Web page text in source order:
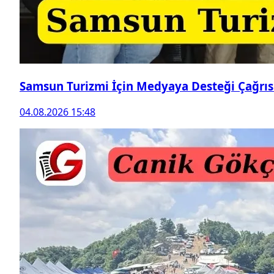
Samsun Turizmi İçin Medyaya Desteği
04.08.2026 15:48